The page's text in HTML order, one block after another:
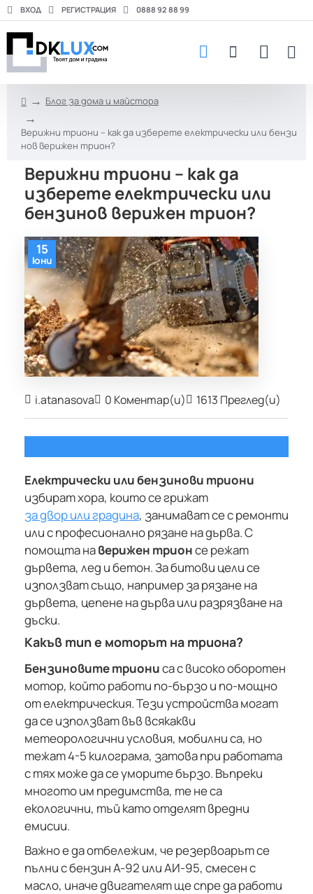
ВХОД РЕГИСТРАЦИЯ 0888 92 88 99
m
e
Блог за дома и майстора
Верижни триони – как да изберете електрически или бензи
нов верижен трион?
Верижни триони – как да
изберете електрически или
бензинов верижен трион?
15
юни
i.atanasova 0 Коментар(и) 1613 Преглед(и)
Електрически или бензинови триони
избират хора, които се грижат
за двор или градина, занимават се с ремонти
или с професионално рязане на дърва. С
помощта наверижен трионсе режат
дървета, лед и бетон. За битови цели се
използват също, например за рязане на
дървета, цепене на дърва или разрязване на
дъски.
Какъв тип е моторът на триона?
Бензиновите триониса с високо оборотен
мотор, който работи по-бързо и по-мощно
от електрическия. Тези устройства могат
да се използват във всякакви
метеорологични условия, мобилни са, но
тежат 4-5 килограма, затова при работата
с тях може да се уморите бързо. Въпреки
многото им предимства, те не са
екологични, тъй като отделят вредни
емисии.
Важно е да отбележим, че резервоарът се
пълни с бензин А-92 или АИ-95, смесен с
масло, иначе двигателят ще спре да работи